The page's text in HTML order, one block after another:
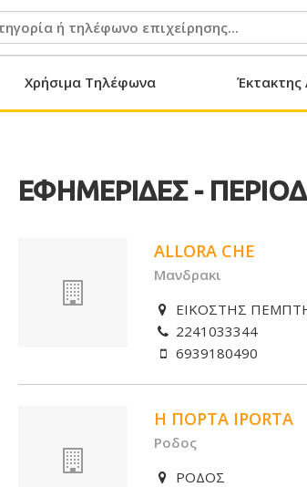
Χρήσιμα Τηλέφωνα Έκτακτης
ΕΦΗΜΕΡΙΔΕΣ -
ALLORA CHE
Μανδρακι
ΕΙΚΟΣΤΗΣ
2241033344
6939180490
H ΠΟΡTΑ ΙPORTA
Ροδος
ΡΟΔΟΣ